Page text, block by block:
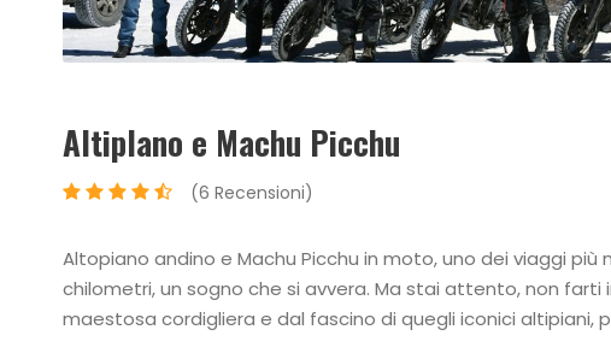
Altiplano e Machu Picchu
(6 Recensioni)
Altopiano andino e Machu Picchu in moto, uno dei viaggi
chilometri, un sogno che si avvera. Ma stai attento, non
maestosa cordigliera e dal fascino di quegli iconici altipiani,